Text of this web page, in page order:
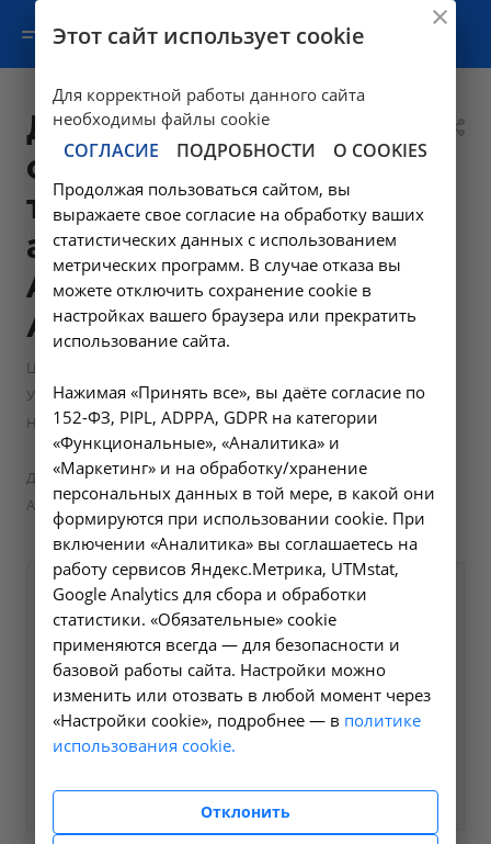
Дуплексное
сканирование
транскраниальное
артерий и вен -
A04.12.018 в
Ангарске
Цены в Ангарске
Ультразвуковые диагностические исследования в Ангарске,
НИИКМ
Дуплексное сканирование транскраниальное артерий и вен -
A04.12.018 в Ангарске
Оформите заявку на сайте,
мы свяжемся с вами в
ближайшее время и ответим
на все интересующие
вопросы.
Этот сайт использует cookie
Для корректной работы данного сайта
необходимы файлы cookie
СОГЛАСИЕ ПОДРОБНОСТИ О COOKIES
Продолжая пользоваться сайтом, вы
выражаете свое согласие на обработку ваших
статистических данных с использованием
метрических программ. В случае отказа вы
можете отключить сохранение cookie в
настройках вашего браузера или прекратить
использование сайта.
Нажимая «Принять все», вы даёте согласие по
152-ФЗ, PIPL, ADPPA, GDPR на категории
«Функциональные», «Аналитика» и
«Маркетинг» и на обработку/хранение
персональных данных в той мере, в какой они
формируются при использовании cookie. При
включении «Аналитика» вы соглашаетесь на
работу сервисов Яндекс.Метрика, UTMstat,
Google Analytics для сбора и обработки
статистики. «Обязательные» cookie
применяются всегда — для безопасности и
базовой работы сайта. Настройки можно
изменить или отозвать в любой момент через
«Настройки cookie», подробнее — в политике
использования cookie.
Отклонить